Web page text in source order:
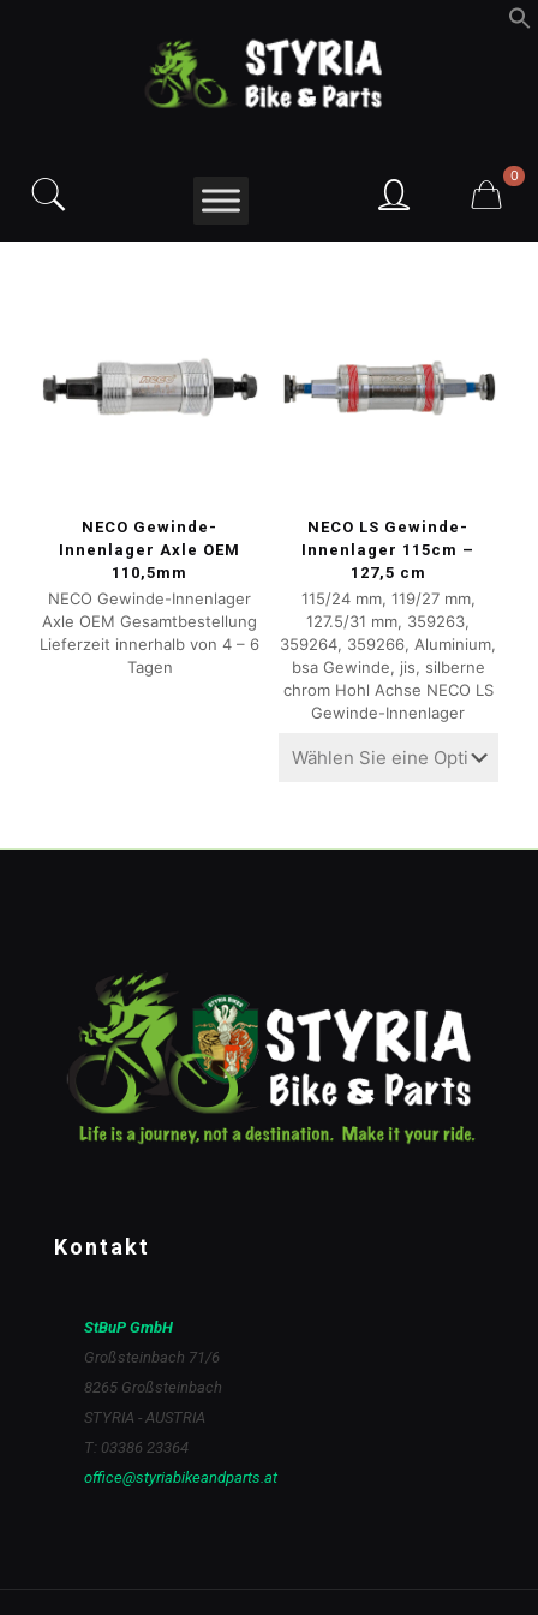
0
NECO Gewinde-
Innenlager Axle OEM
110,5mm
NECO Gewinde-Innenlager
Axle OEM Gesamtbestellung
Lieferzeit innerhalb von 4 – 6
Tagen
NECO LS Gewinde-
Innenlager 115cm –
127,5 cm
115/24 mm, 119/27 mm,
127.5/31 mm, 359263,
359264, 359266, Aluminium,
bsa Gewinde, jis, silberne
chrom Hohl Achse NECO LS
Gewinde-Innenlager
Kontakt
StBuP GmbH
Großsteinbach 71/6
8265 Großsteinbach
STYRIA - AUSTRIA
T: 03386 23364
office@styriabikeandparts.at